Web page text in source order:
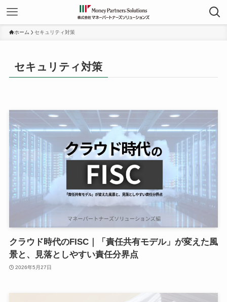
ホーム セキュリティ対策
セキュリティ対策
クラウド時代のFISC｜「責任共有モデル」が変えた風
景と、見落としやすい責任分界点
2026年5月27日